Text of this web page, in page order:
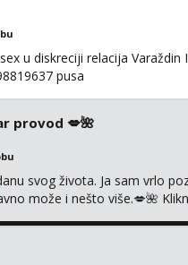
u diskreciji relacija
pusa
provod 💋🌺
svog života. Ja sam vrlo
može i nešto više.💋🌺